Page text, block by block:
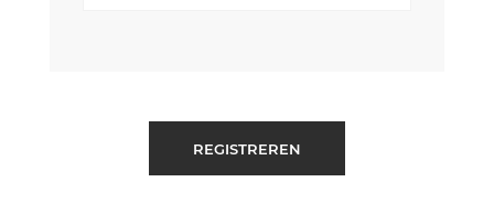
REGISTREREN